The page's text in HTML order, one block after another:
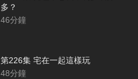
多？
46分鐘
第226集 宅在一起這樣玩
48分鐘